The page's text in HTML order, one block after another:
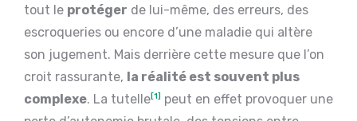
tout le protéger de lui-même, des erreurs, des
escroqueries ou encore d’une maladie qui altère
son jugement. Mais derrière cette mesure que l’on
croit rassurante, la réalité est souvent plus
complexe. La tutelle[1] peut en effet provoquer une